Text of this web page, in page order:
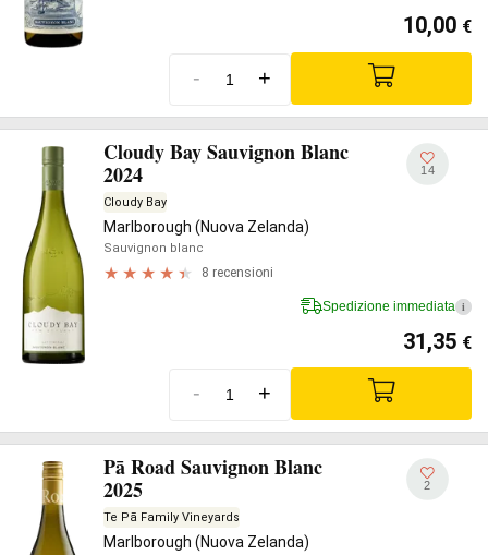
10,00 €
- +
Cloudy Bay Sauvignon Blanc
2024
Cloudy Bay
Marlborough (Nuova Zelanda)
Sauvignon blanc
8 recensioni
14
Spedizione immediata i
31,35 €
- +
Pā Road Sauvignon Blanc
2025
Te Pā Family Vineyards
Marlborough (Nuova Zelanda)
2